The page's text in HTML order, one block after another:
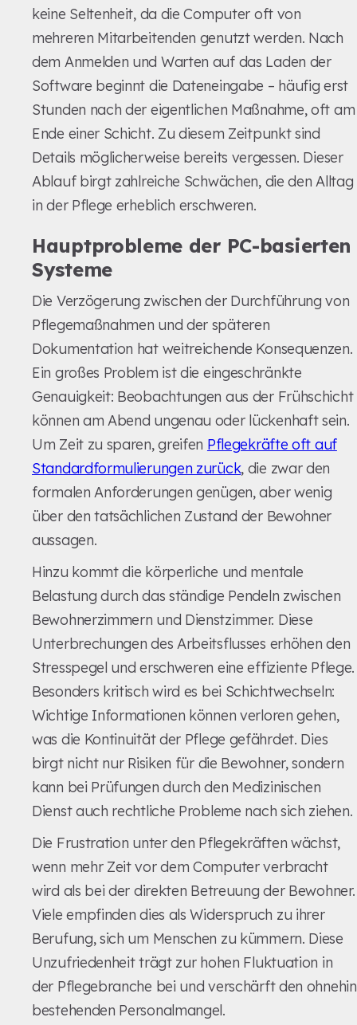
keine Seltenheit, da die Computer oft von
mehreren Mitarbeitenden genutzt werden. Nach
dem Anmelden und Warten auf das Laden der
Software beginnt die Dateneingabe – häufig erst
Stunden nach der eigentlichen Maßnahme, oft am
Ende einer Schicht. Zu diesem Zeitpunkt sind
Details möglicherweise bereits vergessen. Dieser
Ablauf birgt zahlreiche Schwächen, die den Alltag
in der Pflege erheblich erschweren.
Hauptprobleme der PC-basierten
Systeme
Die Verzögerung zwischen der Durchführung von
Pflegemaßnahmen und der späteren
Dokumentation hat weitreichende Konsequenzen.
Ein großes Problem ist die eingeschränkte
Genauigkeit: Beobachtungen aus der Frühschicht
können am Abend ungenau oder lückenhaft sein.
Um Zeit zu sparen, greifen Pflegekräfte oft auf
Standardformulierungen zurück, die zwar den
formalen Anforderungen genügen, aber wenig
über den tatsächlichen Zustand der Bewohner
aussagen.
Hinzu kommt die körperliche und mentale
Belastung durch das ständige Pendeln zwischen
Bewohnerzimmern und Dienstzimmer. Diese
Unterbrechungen des Arbeitsflusses erhöhen den
Stresspegel und erschweren eine effiziente Pflege.
Besonders kritisch wird es bei Schichtwechseln:
Wichtige Informationen können verloren gehen,
was die Kontinuität der Pflege gefährdet. Dies
birgt nicht nur Risiken für die Bewohner, sondern
kann bei Prüfungen durch den Medizinischen
Dienst auch rechtliche Probleme nach sich ziehen.
Die Frustration unter den Pflegekräften wächst,
wenn mehr Zeit vor dem Computer verbracht
wird als bei der direkten Betreuung der Bewohner.
Viele empfinden dies als Widerspruch zu ihrer
Berufung, sich um Menschen zu kümmern. Diese
Unzufriedenheit trägt zur hohen Fluktuation in
der Pflegebranche bei und verschärft den ohnehin
bestehenden Personalmangel.